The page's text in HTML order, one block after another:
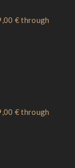
€ through
€ through